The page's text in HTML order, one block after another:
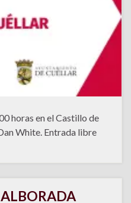
horas en el Castillo de
White. Entrada libre